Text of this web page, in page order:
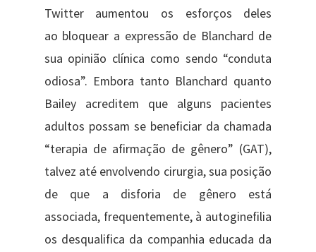
Twitter aumentou os esforços deles
ao bloquear a expressão de Blanchard de
sua opinião clínica como sendo “conduta
odiosa”. Embora tanto Blanchard quanto
Bailey acreditem que alguns pacientes
adultos possam se beneficiar da chamada
“terapia de afirmação de gênero” (GAT),
talvez até envolvendo cirurgia, sua posição
de que a disforia de gênero está
associada, frequentemente, à autoginefilia
os desqualifica da companhia educada da